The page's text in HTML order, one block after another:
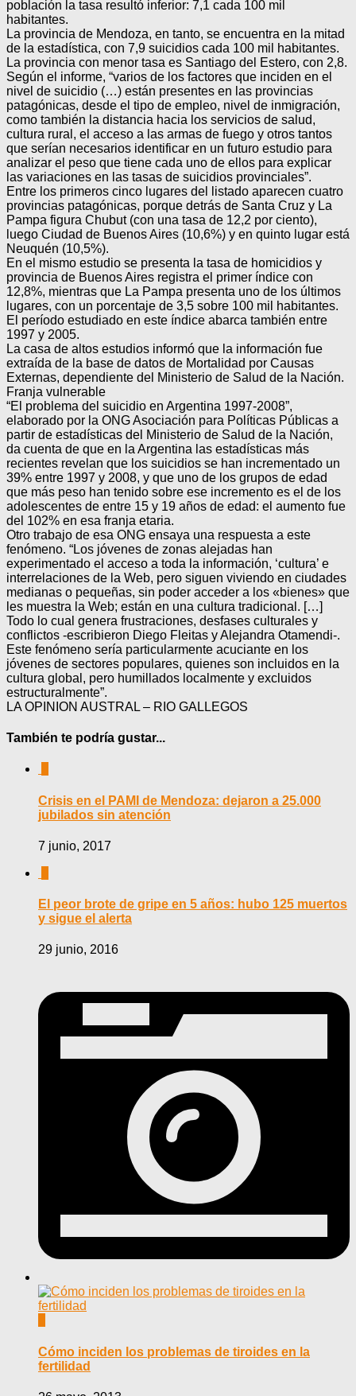
población la tasa resultó inferior: 7,1 cada 100 mil
habitantes.
La provincia de Mendoza, en tanto, se encuentra en la mitad
de la estadística, con 7,9 suicidios cada 100 mil habitantes.
La provincia con menor tasa es Santiago del Estero, con 2,8.
Según el informe, “varios de los factores que inciden en el
nivel de suicidio (…) están presentes en las provincias
patagónicas, desde el tipo de empleo, nivel de inmigración,
como también la distancia hacia los servicios de salud,
cultura rural, el acceso a las armas de fuego y otros tantos
que serían necesarios identificar en un futuro estudio para
analizar el peso que tiene cada uno de ellos para explicar
las variaciones en las tasas de suicidios provinciales”.
Entre los primeros cinco lugares del listado aparecen cuatro
provincias patagónicas, porque detrás de Santa Cruz y La
Pampa figura Chubut (con una tasa de 12,2 por ciento),
luego Ciudad de Buenos Aires (10,6%) y en quinto lugar está
Neuquén (10,5%).
En el mismo estudio se presenta la tasa de homicidios y
provincia de Buenos Aires registra el primer índice con
12,8%, mientras que La Pampa presenta uno de los últimos
lugares, con un porcentaje de 3,5 sobre 100 mil habitantes.
El período estudiado en este índice abarca también entre
1997 y 2005.
La casa de altos estudios informó que la información fue
extraída de la base de datos de Mortalidad por Causas
Externas, dependiente del Ministerio de Salud de la Nación.
Franja vulnerable
“El problema del suicidio en Argentina 1997-2008”,
elaborado por la ONG Asociación para Políticas Públicas a
partir de estadísticas del Ministerio de Salud de la Nación,
da cuenta de que en la Argentina las estadísticas más
recientes revelan que los suicidios se han incrementado un
39% entre 1997 y 2008, y que uno de los grupos de edad
que más peso han tenido sobre ese incremento es el de los
adolescentes de entre 15 y 19 años de edad: el aumento fue
del 102% en esa franja etaria.
Otro trabajo de esa ONG ensaya una respuesta a este
fenómeno. “Los jóvenes de zonas alejadas han
experimentado el acceso a toda la información, ‘cultura’ e
interrelaciones de la Web, pero siguen viviendo en ciudades
medianas o pequeñas, sin poder acceder a los «bienes» que
les muestra la Web; están en una cultura tradicional. […]
Todo lo cual genera frustraciones, desfases culturales y
conflictos -escribieron Diego Fleitas y Alejandra Otamendi-.
Este fenómeno sería particularmente acuciante en los
jóvenes de sectores populares, quienes son incluidos en la
cultura global, pero humillados localmente y excluidos
estructuralmente”.
LA OPINION AUSTRAL – RIO GALLEGOS
También te podría gustar...
Crisis en el PAMI de Mendoza: dejaron a 25.000
jubilados sin atención
7 junio, 2017
El peor brote de gripe en 5 años: hubo 125 muertos
y sigue el alerta
29 junio, 2016
Cómo inciden los problemas de tiroides en la
fertilidad